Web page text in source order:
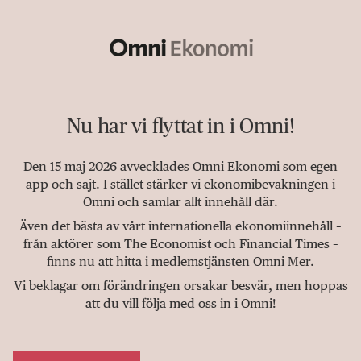
Nu har vi flyttat in i Omni!
Den 15 maj 2026 avvecklades Omni Ekonomi som egen
app och sajt. I stället stärker vi ekonomibevakningen i
Omni och samlar allt innehåll där.
Även det bästa av vårt internationella ekonomiinnehåll –
från aktörer som The Economist och Financial Times –
finns nu att hitta i medlemstjänsten Omni Mer.
Vi beklagar om förändringen orsakar besvär, men hoppas
att du vill följa med oss in i Omni!